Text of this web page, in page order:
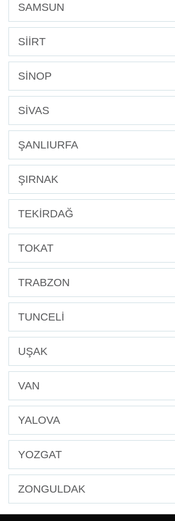
SAMSUN
SİİRT
SİNOP
SİVAS
ŞANLIURFA
ŞIRNAK
TEKİRDAĞ
TOKAT
TRABZON
TUNCELİ
UŞAK
VAN
YALOVA
YOZGAT
ZONGULDAK